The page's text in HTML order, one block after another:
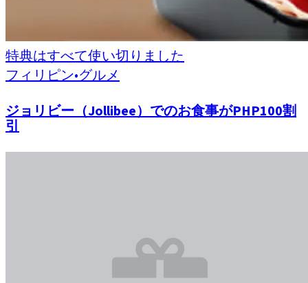
特典はすべて使い切りました
フィリピン•グルメ
ジョリビー（Jollibee）でのお食事がPHP100割
引